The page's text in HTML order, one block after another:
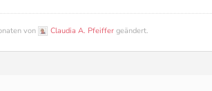
von Claudia A. Pfeiffergeändert.